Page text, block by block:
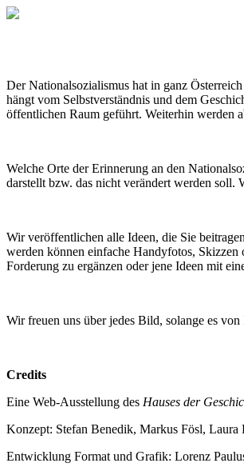
Der Nationalsozialismus hat in ganz
hängt vom Selbstverständnis und dem
öffentlichen Raum geführt. Weiterhin werden
Welche Orte der Erinnerung an den
darstellt bzw. das nicht verändert werden soll.
Wir veröffentlichen alle Ideen, die Sie
werden können einfache Handyfotos,
Forderung zu ergänzen oder jene Ideen mit
Wir freuen uns über jedes Bild, solange es
Credits
Eine Web-Ausstellung des Hauses der
Konzept: Stefan Benedik, Markus Fösl, Laura
Entwicklung Format und Grafik: Lorenz